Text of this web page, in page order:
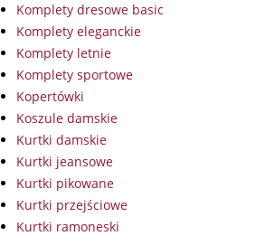
Komplety dresowe basic
Komplety eleganckie
Komplety letnie
Komplety sportowe
Kopertówki
Koszule damskie
Kurtki damskie
Kurtki jeansowe
Kurtki pikowane
Kurtki przejściowe
Kurtki ramoneski